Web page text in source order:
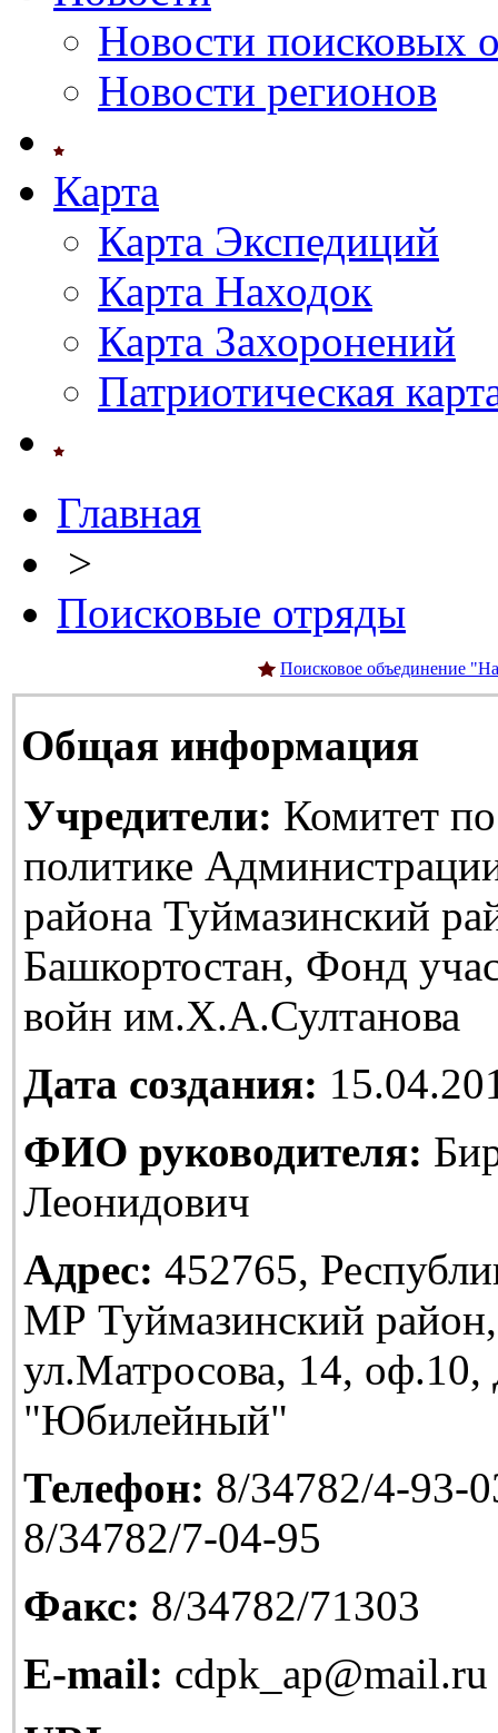
Новости поисковых
Новости регионов
Карта
Карта Экспедиций
Карта Находок
Карта Захоронений
Патриотическая
Главная
>
Поисковые отряды
Поисковое объединение
Общая информация
Учредители: Комитет
политике
района Туймазинский
Башкортостан, Фонд
войн им.Х.А.Султанова
Дата создания:
ФИО руководителя:
Леонидович
Адрес: 452765,
МР Туймазинский
ул.Матросова, 14,
"Юбилейный"
Телефон: 8/34782/4-93-
8/34782/7-04-95
Факс: 8/34782/71303
E-mail: cdpk_ap@mail.ru